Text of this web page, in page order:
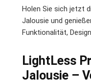
Holen Sie sich jetzt
Jalousie und
Funktionalität,
LightLess
Jalousie –